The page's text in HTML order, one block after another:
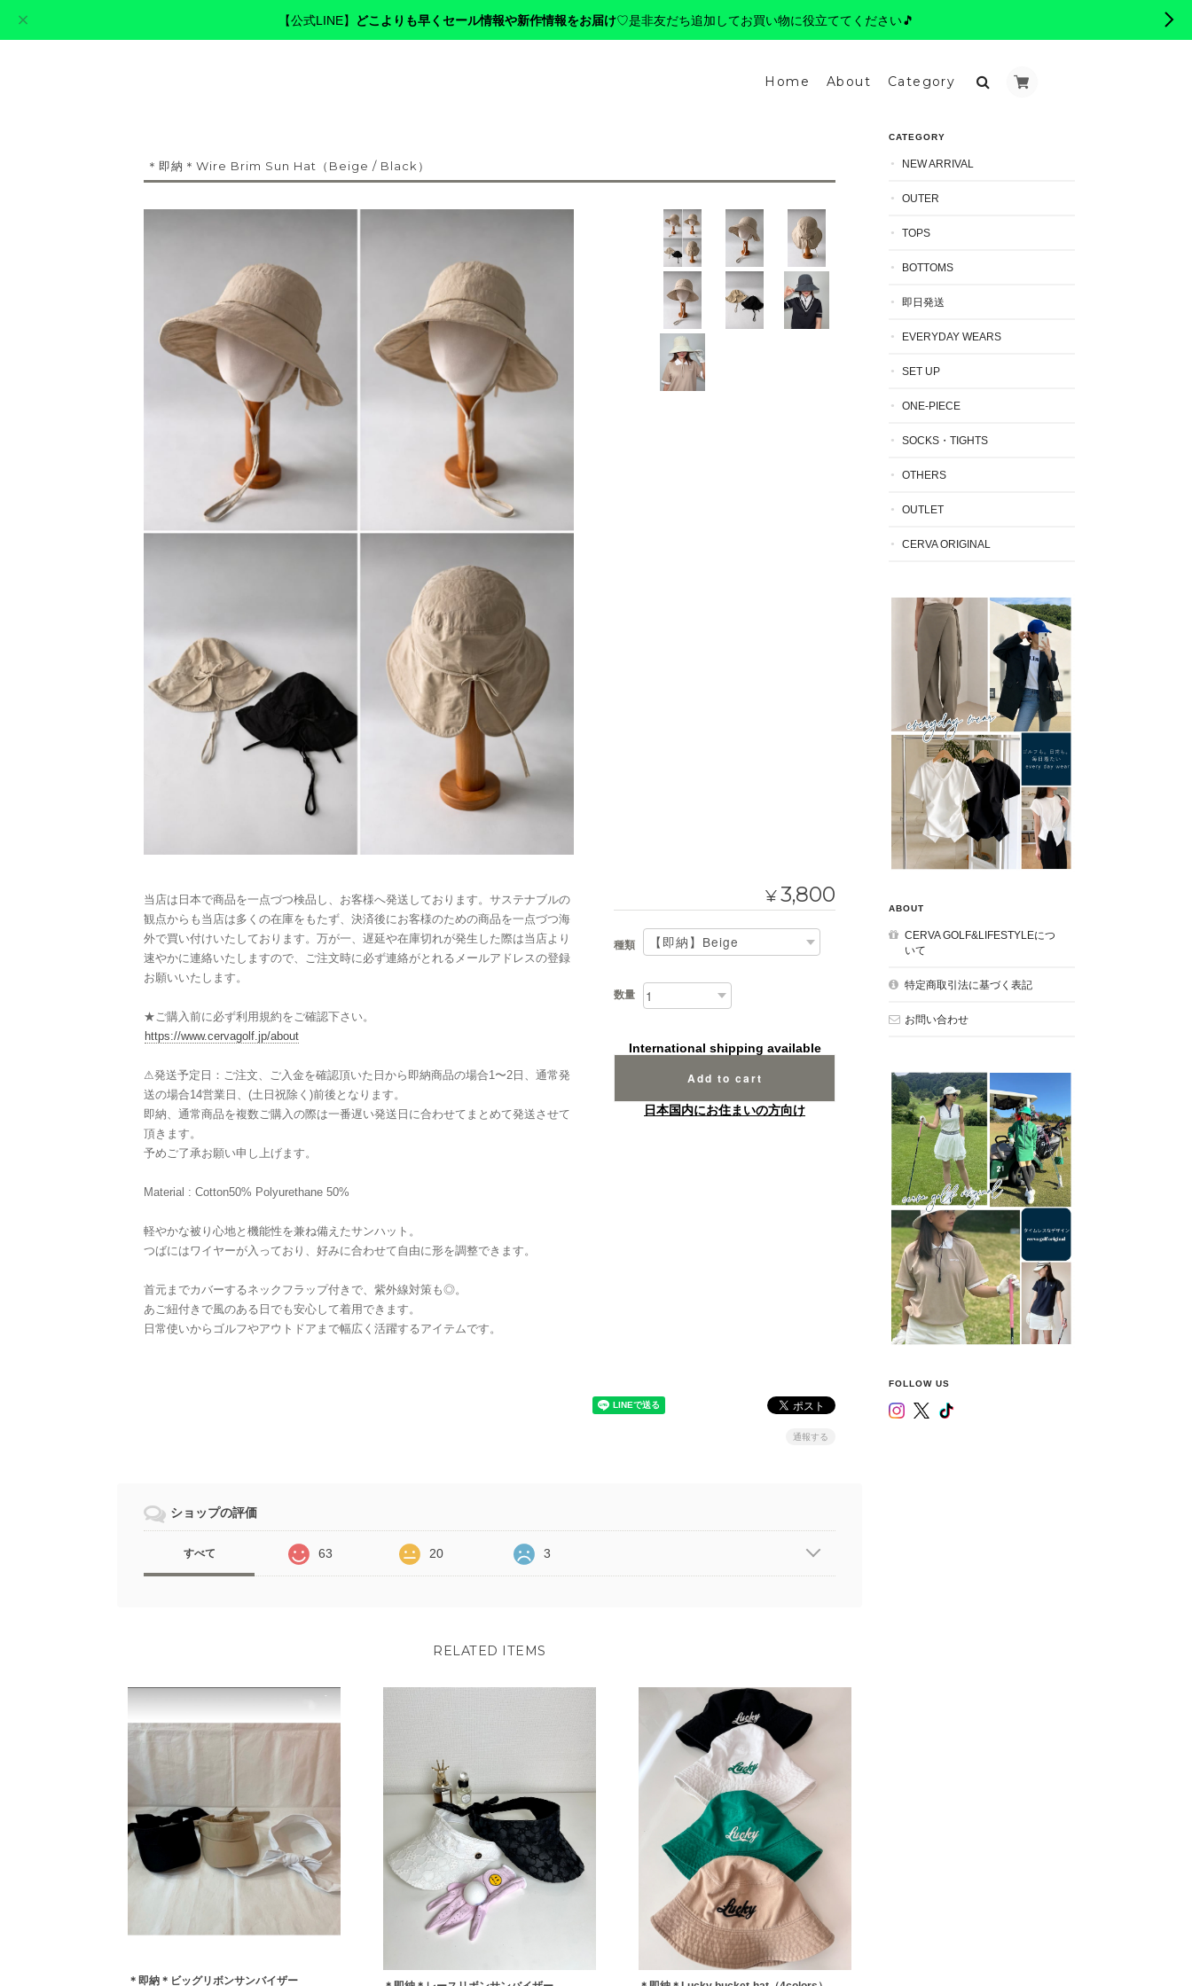
【公式LINE】 どこよりも早くセール情報や新作情報をお届け♡是非友だち追加してお買い物に役立ててください🎵
Home About Category
＊即納＊Wire Brim Sun Hat（Beige / Black）
当店は日本で商品を一点づつ検品し、お客様へ発送しております。サステナブルの
観点からも当店は多くの在庫をもたず、決済後にお客様のための商品を一点づつ海
外で買い付けいたしております。万が一、遅延や在庫切れが発生した際は当店より
速やかに連絡いたしますので、ご注文時に必ず連絡がとれるメールアドレスの登録
お願いいたします。
★ご購入前に必ず利用規約をご確認下さい。
https://www.cervagolf.jp/about
⚠︎発送予定日：ご注文、ご入金を確認頂いた日から即納商品の場合1〜2日、通常発
送の場合14営業日、(土日祝除く)前後となります。
即納、通常商品を複数ご購入の際は一番遅い発送日に合わせてまとめて発送させて
頂きます。
予めご了承お願い申し上げます。
Material : Cotton50% Polyurethane 50%
軽やかな被り心地と機能性を兼ね備えたサンハット。
つばにはワイヤーが入っており、好みに合わせて自由に形を調整できます。
首元までカバーするネックフラップ付きで、紫外線対策も◎。
あご紐付きで風のある日でも安心して着用できます。
日常使いからゴルフやアウトドアまで幅広く活躍するアイテムです。
¥3,800
種類
数量
International shipping available
Add to cart
日本国内にお住まいの方向け
通報する
ショップの評価
すべて 63 20 3
RELATED ITEMS
＊即納＊ビッグリボンサンバイザー
CATEGORY
NEW ARRIVAL
OUTER
TOPS
BOTTOMS
即日発送
EVERYDAY WEARS
SET UP
ONE-PIECE
SOCKS・TIGHTS
OTHERS
OUTLET
CERVA ORIGINAL
ABOUT
CERVA GOLF&LIFESTYLEにつ
いて
特定商取引法に基づく表記
お問い合わせ
FOLLOW US